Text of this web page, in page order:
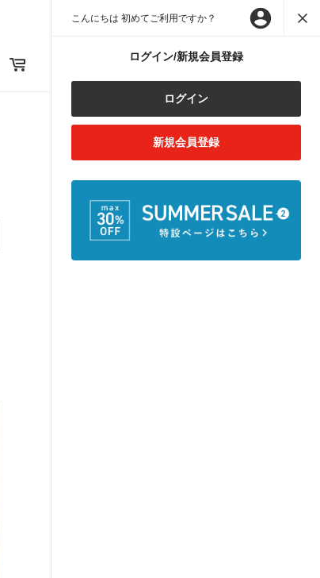
こんにちは 初めてご利用ですか？
ログイン/新規会員登録
ログイン
新規会員登録